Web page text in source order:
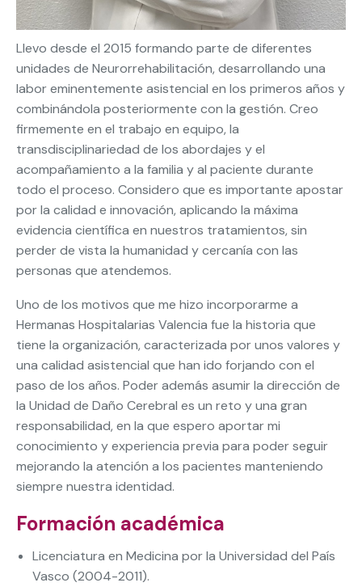
Llevo desde el 2015 formando parte de diferentes
unidades de Neurorrehabilitación, desarrollando una
labor eminentemente asistencial en los primeros años y
combinándola posteriormente con la gestión. Creo
firmemente en el trabajo en equipo, la
transdisciplinariedad de los abordajes y el
acompañamiento a la familia y al paciente durante
todo el proceso. Considero que es importante apostar
por la calidad e innovación, aplicando la máxima
evidencia científica en nuestros tratamientos, sin
perder de vista la humanidad y cercanía con las
personas que atendemos.
Uno de los motivos que me hizo incorporarme a
Hermanas Hospitalarias Valencia fue la historia que
tiene la organización, caracterizada por unos valores y
una calidad asistencial que han ido forjando con el
paso de los años. Poder además asumir la dirección de
la Unidad de Daño Cerebral es un reto y una gran
responsabilidad, en la que espero aportar mi
conocimiento y experiencia previa para poder seguir
mejorando la atención a los pacientes manteniendo
siempre nuestra identidad.
Formación académica
Licenciatura en Medicina por la Universidad del País
Vasco (2004-2011).